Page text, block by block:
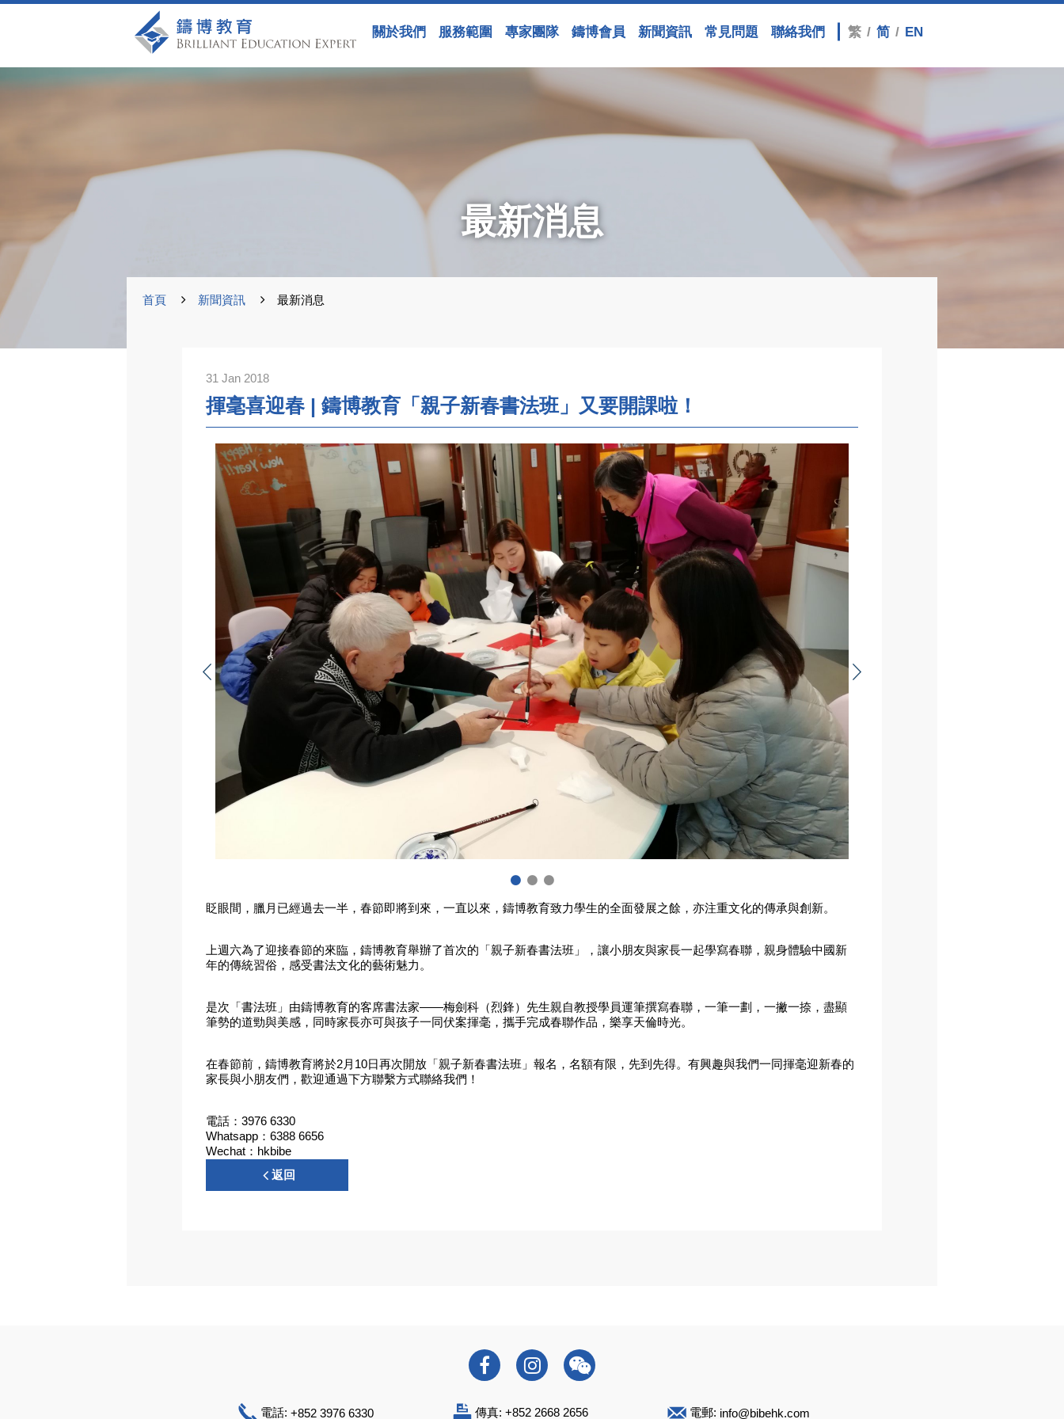
關於我們 服務範圍 專家團隊 鑄博會員 新聞資訊 常見問題 聯絡我們 繁 / 简 / EN
最新消息
首頁 新聞資訊 最新消息
31 Jan 2018
揮毫喜迎春 | 鑄博教育「親子新春書法班」又要開課啦！
眨眼間，臘月已經過去一半，春節即將到來，一直以來，鑄博教育致力學生的全面發展之餘，亦注重文化的傳承與創新。
上週六為了迎接春節的來臨，鑄博教育舉辦了首次的「親子新春書法班」，讓小朋友與家長一起學寫春聯，親身體驗中國新
年的傳統習俗，感受書法文化的藝術魅力。
是次「書法班」由鑄博教育的客席書法家——梅劍科（烈鋒）先生親自教授學員運筆撰寫春聯，一筆一劃，一撇一捺，盡顯
筆勢的道勁與美感，同時家長亦可與孩子一同伏案揮毫，攜手完成春聯作品，樂享天倫時光。
在春節前，鑄博教育將於2月10日再次開放「親子新春書法班」報名，名額有限，先到先得。有興趣與我們一同揮毫迎新春的
家長與小朋友們，歡迎通過下方聯繫方式聯絡我們！
電話：3976 6330
Whatsapp：6388 6656
Wechat：hkbibe
返回
電話: +852 3976 6330 傳真: +852 2668 2656 電郵: info@bibehk.com